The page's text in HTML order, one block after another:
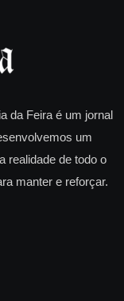
da Feira é um jornal
um
realidade de todo o
manter e reforçar.